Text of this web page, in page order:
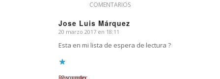
COMENTARIOS
Jose Luis Márquez
Dice:
20 marzo 2017 en 18:11
Esta en mi lista de espera de lectura ?
Cargando...
Responder